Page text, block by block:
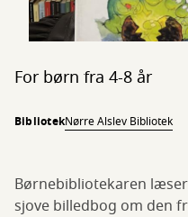
For børn fra 4-8 år
BibliotekNørre Alslev Bibliotek
Børnebibliotekaren
sjove billedbog om den